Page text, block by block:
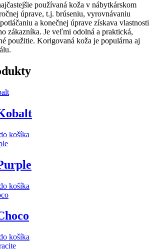
používaná koža v nábytkárskom
úprave, t.j. brúseniu, vyrovnávaniu
a konečnej úprave získava vlastnosti
zákazníka. Je veľmi odolná a praktická,
použitie. Korigovaná koža je populárna aj
košíka
košíka
košíka